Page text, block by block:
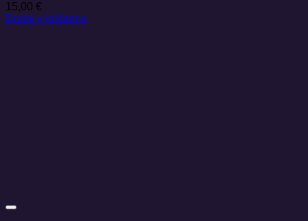
15,00 €
Dodaj v košarico